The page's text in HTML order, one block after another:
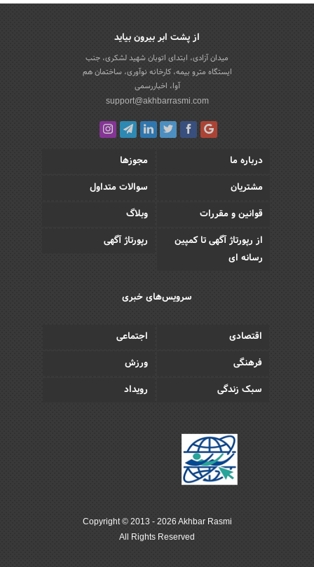
از پشت ابر بیرون بیاید
میدان آزادی، ابتدای اتوبان شهید لشکری، جنب
ایستگاه مترو بیمه، کارخانه نوآوری، ساختمان هم
آوا، اخباررسمی
support@akhbarrasmi.com
درباره ما
مجوزها
مشتریان
سوالات متداول
قوانین و مقررات
وبلاگ
از رپورتاژ آگهی تا کمپین
رسانه ای
رپورتاژ آگهی
سرویس‌های خبری
اقتصادی
اجتماعی
فرهنگی
ورزش
سبک زندگی
رویداد
Copyright © 2013 - 2026 Akhbar Rasmi
All Rights Reserved